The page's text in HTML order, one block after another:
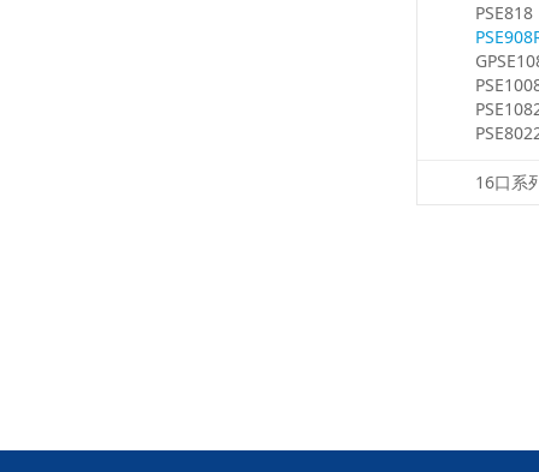
PSE818
16口系